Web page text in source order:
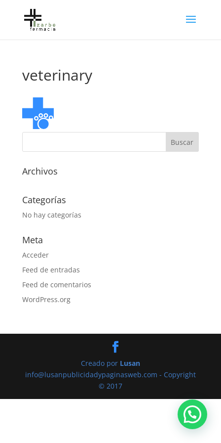
veterinary
Archivos
Categorías
No hay categorías
Meta
Acceder
Feed de entradas
Feed de comentarios
WordPress.org
Creado porLusan
info@lusanpublicidadypaginasweb.com - Copyright
© 2017